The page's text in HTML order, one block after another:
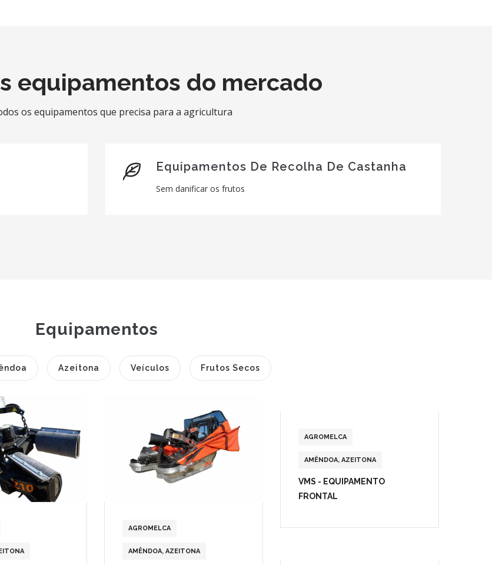
equipamentos do mercado
os equipamentos que precisa para a agricultura
Equipamentos De Recolha De Castanha
Sem danificar os frutos
Equipamentos
Azeitona Veículos Frutos Secos
AGROMELCA
AMÊNDOA, AZEITONA
AGROMELCA
AMÊNDOA, AZEITONA
VMS - EQUIPAMENTO
FRONTAL